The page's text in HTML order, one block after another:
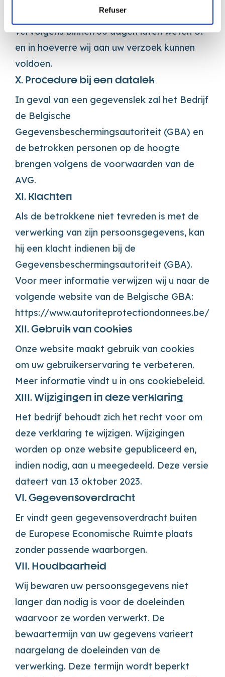
Refuser
van de verzoeker controleren. Wij zullen u
vervolgens binnen 30 dagen laten weten of
en in hoeverre wij aan uw verzoek kunnen
voldoen.
X. Procedure bij een datalek
In geval van een gegevenslek zal het Bedrijf
de Belgische
Gegevensbeschermingsautoriteit (GBA) en
de betrokken personen op de hoogte
brengen volgens de voorwaarden van de
AVG.
XI. Klachten
Als de betrokkene niet tevreden is met de
verwerking van zijn persoonsgegevens, kan
hij een klacht indienen bij de
Gegevensbeschermingsautoriteit (GBA).
Voor meer informatie verwijzen wij u naar de
volgende website van de Belgische GBA:
https://www.autoriteprotectiondonnees.be/
XII. Gebruik van cookies
Onze website maakt gebruik van cookies
om uw gebruikerservaring te verbeteren.
Meer informatie vindt u in ons cookiebeleid.
XIII. Wijzigingen in deze verklaring
Het bedrijf behoudt zich het recht voor om
deze verklaring te wijzigen. Wijzigingen
worden op onze website gepubliceerd en,
indien nodig, aan u meegedeeld. Deze versie
dateert van 13 oktober 2023.
VI. Gegevensoverdracht
Er vindt geen gegevensoverdracht buiten
de Europese Economische Ruimte plaats
zonder passende waarborgen.
VII. Houdbaarheid
Wij bewaren uw persoonsgegevens niet
langer dan nodig is voor de doeleinden
waarvoor ze worden verwerkt. De
bewaartermijn van uw gegevens varieert
naargelang de doeleinden van de
verwerking. Deze termijn wordt beperkt